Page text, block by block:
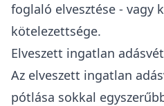
foglaló elvesztése - vagy
kötelezettsége.
Elveszett ingatlan
Az elveszett ingatlan
pótlása sokkal